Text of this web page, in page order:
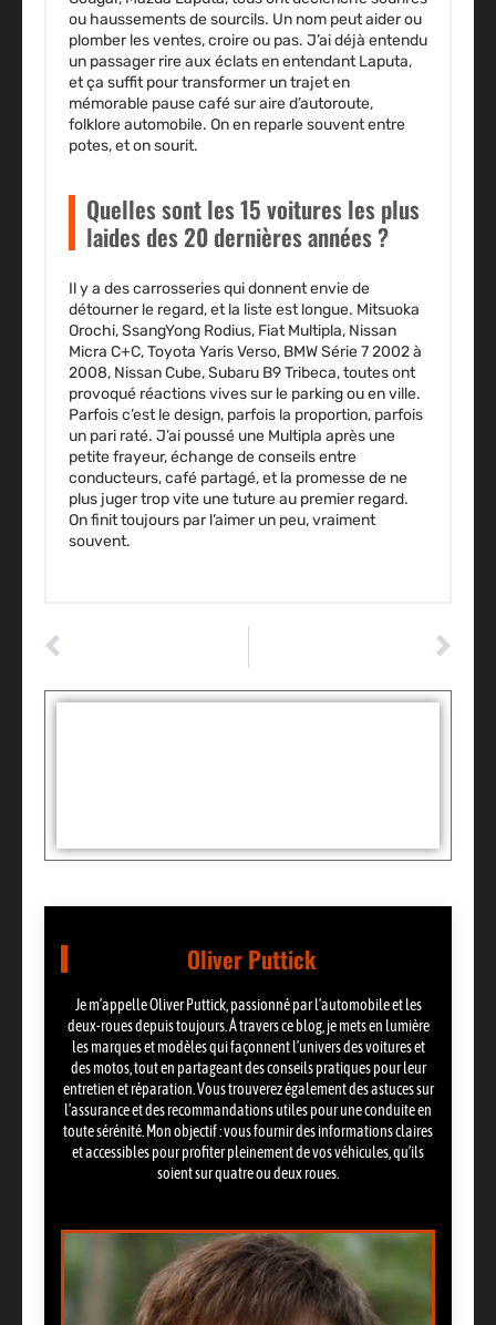
ou haussements de sourcils. Un nom peut aider ou
plomber les ventes, croire ou pas. J’ai déjà entendu
un passager rire aux éclats en entendant Laputa,
et ça suffit pour transformer un trajet en
mémorable pause café sur aire d’autoroute,
folklore automobile. On en reparle souvent entre
potes, et on sourit.
Quelles sont les 15 voitures les plus
laides des 20 dernières années ?
Il y a des carrosseries qui donnent envie de
détourner le regard, et la liste est longue. Mitsuoka
Orochi, SsangYong Rodius, Fiat Multipla, Nissan
Micra C+C, Toyota Yaris Verso, BMW Série 7 2002 à
2008, Nissan Cube, Subaru B9 Tribeca, toutes ont
provoqué réactions vives sur le parking ou en ville.
Parfois c’est le design, parfois la proportion, parfois
un pari raté. J’ai poussé une Multipla après une
petite frayeur, échange de conseils entre
conducteurs, café partagé, et la promesse de ne
plus juger trop vite une tuture au premier regard.
On finit toujours par l’aimer un peu, vraiment
souvent.
Oliver Puttick
Je m’appelle Oliver Puttick, passionné par l’automobile et les
deux-roues depuis toujours. À travers ce blog, je mets en lumière
les marques et modèles qui façonnent l’univers des voitures et
des motos, tout en partageant des conseils pratiques pour leur
entretien et réparation. Vous trouverez également des astuces sur
l’assurance et des recommandations utiles pour une conduite en
toute sérénité. Mon objectif : vous fournir des informations claires
et accessibles pour profiter pleinement de vos véhicules, qu’ils
soient sur quatre ou deux roues.